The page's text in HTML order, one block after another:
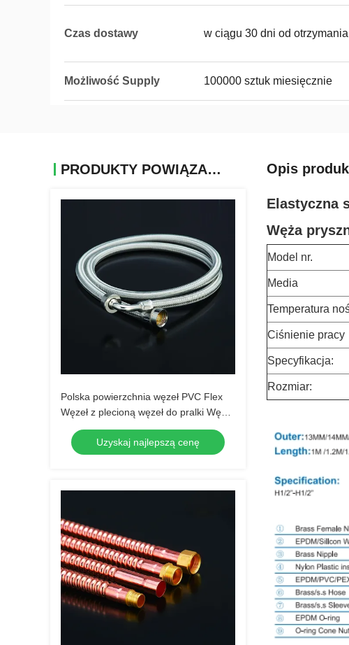
Czas dostawy w ciągu 30 dni od otrzymania
Możliwość Supply 100000 sztuk miesięcznie
PRODUKTY POWIĄZANE
Polska powierzchnia węzeł PVC Flex
Węzeł z plecioną węzeł do pralki Węzeł
z gumowej falistej
Uzyskaj najlepszą cenę
Opis
Elastyczna
Węża
Model nr.
Media
Temperatura
Ciśnienie pracy
Specyfikacja:
Rozmiar: